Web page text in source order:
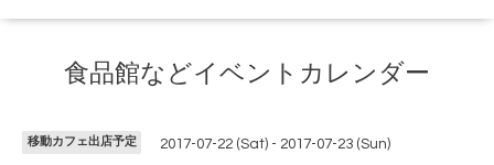
食品館などイベントカレンダー
移動カフェ出店予定 2017-07-22 (Sat) - 2017-07-23 (Sun)